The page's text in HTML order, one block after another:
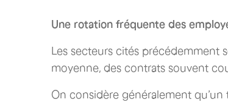
Une rotation fréquente des
Les secteurs cités précédemment
moyenne, des contrats souvent
On considère généralement